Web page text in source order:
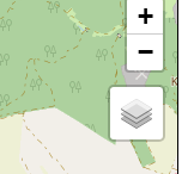
+
−